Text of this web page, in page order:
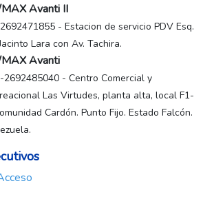
Avanti II
- Estacion de servicio PDV Esq.
Lara con Av. Tachira.
Avanti
2692485040 - Centro Comercial y
Las Virtudes, planta alta, local F1-
Cardón. Punto Fijo. Estado Falcón.